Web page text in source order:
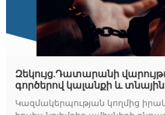
Զեկույց.Դատարանի
գործերով կալանքի և
Կազմակերպության կողմից